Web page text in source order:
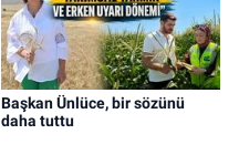
Başkan Ünlüce, bir sözünü
daha tuttu